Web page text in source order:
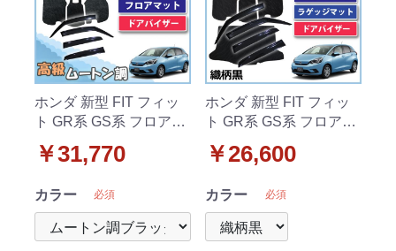
ホンダ 新型 FIT フィッ
ト GR系 GS系 フロアマ
ット 高級ムートン調 ブ
￥31,770
カラー 必須
ホンダ 新型 FIT フィッ
ト GR系 GS系 フロアマ
& ドアバイザー セット
￥26,600
カラー 必須